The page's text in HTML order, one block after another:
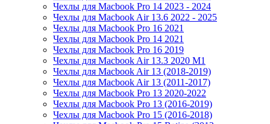
Чехлы для Macbook Pro 14 2023 - 2024
Чехлы для Macbook Air 13.6 2022 - 2025
Чехлы для Macbook Pro 16 2021
Чехлы для Macbook Pro 14 2021
Чехлы для Macbook Pro 16 2019
Чехлы для Macbook Air 13.3 2020 M1
Чехлы для Macbook Air 13 (2018-2019)
Чехлы для Macbook Air 13 (2011-2017)
Чехлы для Macbook Pro 13 2020-2022
Чехлы для Macbook Pro 13 (2016-2019)
Чехлы для Macbook Pro 15 (2016-2018)